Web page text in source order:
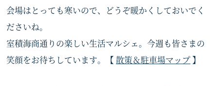
会場はとっても寒いので、どうぞ暖かくしておいでく
ださいね。
室積海商通りの楽しい生活マルシェ。今週も皆さまの
笑顔をお待ちしています。【散策＆駐車場マップ】